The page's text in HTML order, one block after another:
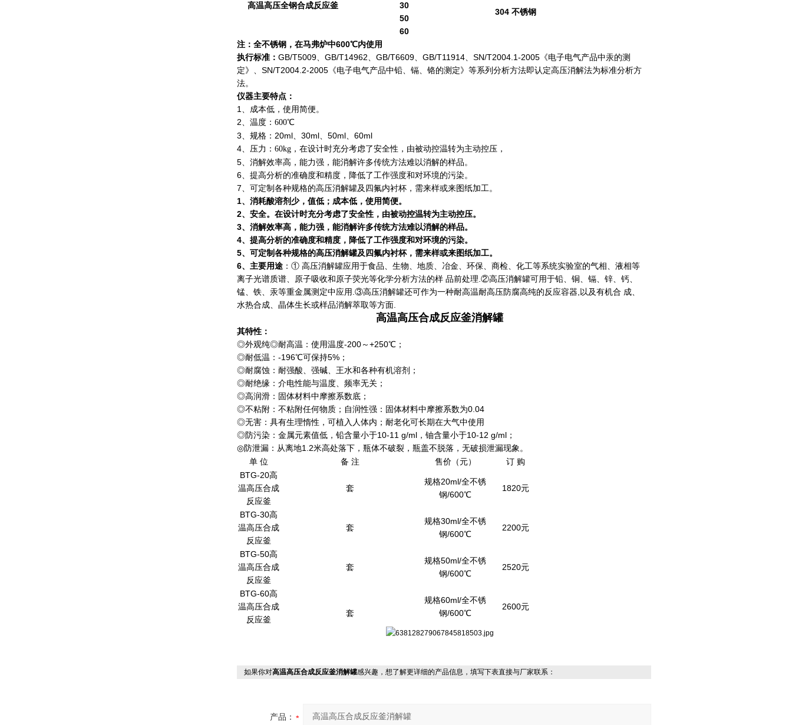
高温高压全钢合成反应釜
304 不锈钢
30
50
60
注：全不锈钢，在马弗炉中600℃内使用
执行标准： GB/T5009、GB/T14962、GB/T6609、GB/T11914、SN/T2004.1-2005《电子电气产品中汞的测
定》、SN/T2004.2-2005《电子电气产品中铅、镉、铬的测定》等系列分析方法即认定高压消解法为标准分析方
法。
仪器主要特点：
1、成本低，使用简便。
2、 温度：600℃
3、规格：20ml、30ml、50ml、60ml
4、 压力：60kg， 在设计时充分考虑了安全性，由被动控温转为主动控压，
5、消解效率高，能力强，能消解许多传统方法难以消解的样品。
6、提高分析的准确度和精度，降低了工作强度和对环境的污染。
7、可定制各种规格的高压消解罐及四氟内衬杯，需来样或来图纸加工。
1、消耗酸溶剂少，值低；成本低，使用简便。
2、安全。在设计时充分考虑了安全性，由被动控温转为主动控压。
3、消解效率高，能力强，能消解许多传统方法难以消解的样品。
4、提高分析的准确度和精度，降低了工作强度和对环境的污染。
5、可定制各种规格的高压消解罐及四氟内衬杯，需来样或来图纸加工。
6、主要用途 ：① 高压消解罐应用于食品、生物、地质、冶金、环保、商检、化工等系统实验室的气相、液相等
离子光谱质谱、原子吸收和原子荧光等化学分析方法的样 品前处理.②高压消解罐可用于铅、铜、镉、锌、钙、
锰、铁、汞等重金属测定中应用.③高压消解罐还可作为一种耐高温耐高压防腐高纯的反应容器,以及有机合 成、
水热合成、晶体生长或样品消解萃取等方面.
高温高压合成反应釜消解罐
其特性：
◎外观纯◎耐高温：使用温度-200～+250℃；
◎耐低温：-196℃可保持5%；
◎耐腐蚀：耐强酸、强碱、王水和各种有机溶剂；
◎耐绝缘：介电性能与温度、频率无关；
◎高润滑：固体材料中摩擦系数底；
◎不粘附：不粘附任何物质；自润性强：固体材料中摩擦系数为0.04
◎无害：具有生理惰性，可植入人体内；耐老化可长期在大气中使用
◎防污染：金属元素值低，铅含量小于10-11 g/ml，铀含量小于10-12 g/ml；
◎防泄漏：从离地1.2米高处落下，瓶体不破裂，瓶盖不脱落，无破损泄漏现象。
单 位
备 注 售价（元）
订 购
BTG-20高
温高压合成
反应釜
套
规格20ml/全不锈
钢/600℃
1820元
BTG-30高
温高压合成
反应釜
套
规格30ml/全不锈
钢/600℃
2200元
BTG-50高
温高压合成
反应釜
套
规格50ml/全不锈
钢/600℃
2520元
BTG-60高
温高压合成
反应釜
套
规格60ml/全不锈
钢/600℃
2600元
如果你对高温高压合成反应釜消解罐感兴趣，想了解更详细的产品信息，填写下表直接与厂家联系：
产品：